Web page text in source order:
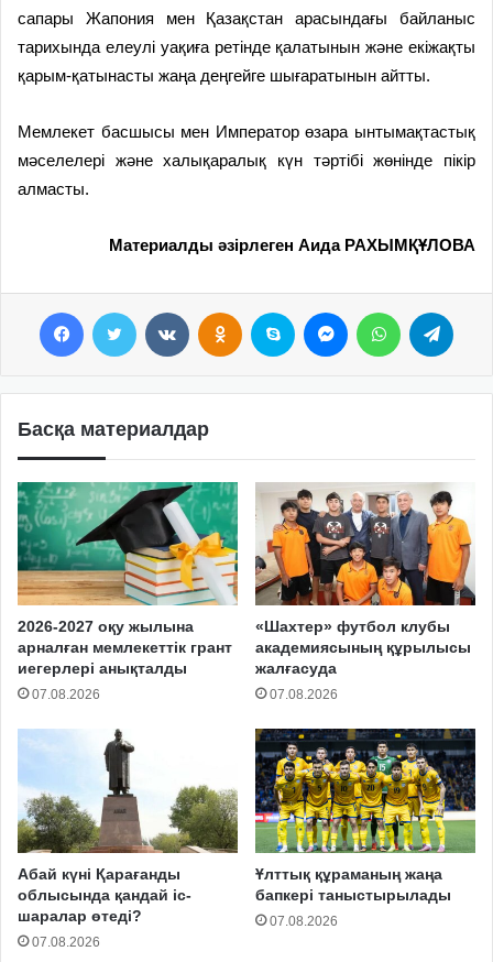
сапары Жапония мен Қазақстан арасындағы байланыс
тарихында елеулі уақиға ретінде қалатынын және екіжақты
қарым-қатынасты жаңа деңгейге шығаратынын айтты.
Мемлекет басшысы мен Император өзара ынтымақтастық
мәселелері және халықаралық күн тәртібі жөнінде пікір
алмасты.
Материалды әзірлеген Аида РАХЫМҚҰЛОВА
Басқа материалдар
2026-2027 оқу жылына
арналған мемлекеттік грант
иегерлері анықталды
07.08.2026
«Шахтер» футбол клубы
академиясының құрылысы
жалғасуда
07.08.2026
Абай күні Қарағанды
облысында қандай іс-
шаралар өтеді?
07.08.2026
Ұлттық құраманың жаңа
бапкері таныстырылады
07.08.2026